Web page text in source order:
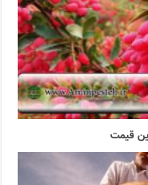
قیمت